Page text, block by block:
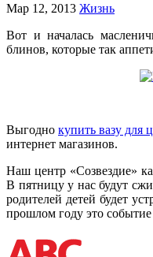
Мар 12, 2013 Жизнь
Вот и началась
блинов, которые так
Выгодно купить вазу для
интернет магазинов.
Наш центр «Созвездие»
В пятницу у нас будут
родителей детей будет
прошлом году это